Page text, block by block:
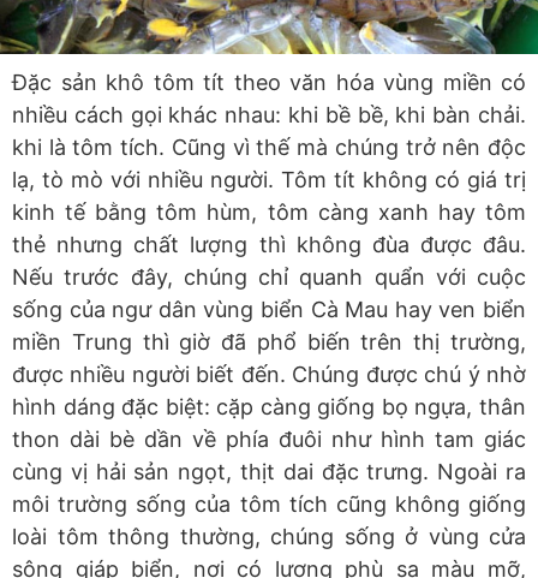
Đặc sản khô tôm tít theo văn hóa vùng miền có
nhiều cách gọi khác nhau: khi bề bề, khi bàn chải.
khi là tôm tích. Cũng vì thế mà chúng trở nên độc
lạ, tò mò với nhiều người. Tôm tít không có giá trị
kinh tế bằng tôm hùm, tôm càng xanh hay tôm
thẻ nhưng chất lượng thì không đùa được đâu.
Nếu trước đây, chúng chỉ quanh quẩn với cuộc
sống của ngư dân vùng biển Cà Mau hay ven biển
miền Trung thì giờ đã phổ biến trên thị trường,
được nhiều người biết đến. Chúng được chú ý nhờ
hình dáng đặc biệt: cặp càng giống bọ ngựa, thân
thon dài bè dần về phía đuôi như hình tam giác
cùng vị hải sản ngọt, thịt dai đặc trưng. Ngoài ra
môi trường sống của tôm tích cũng không giống
loài tôm thông thường, chúng sống ở vùng cửa
sông giáp biển, nơi có lượng phù sa màu mỡ,